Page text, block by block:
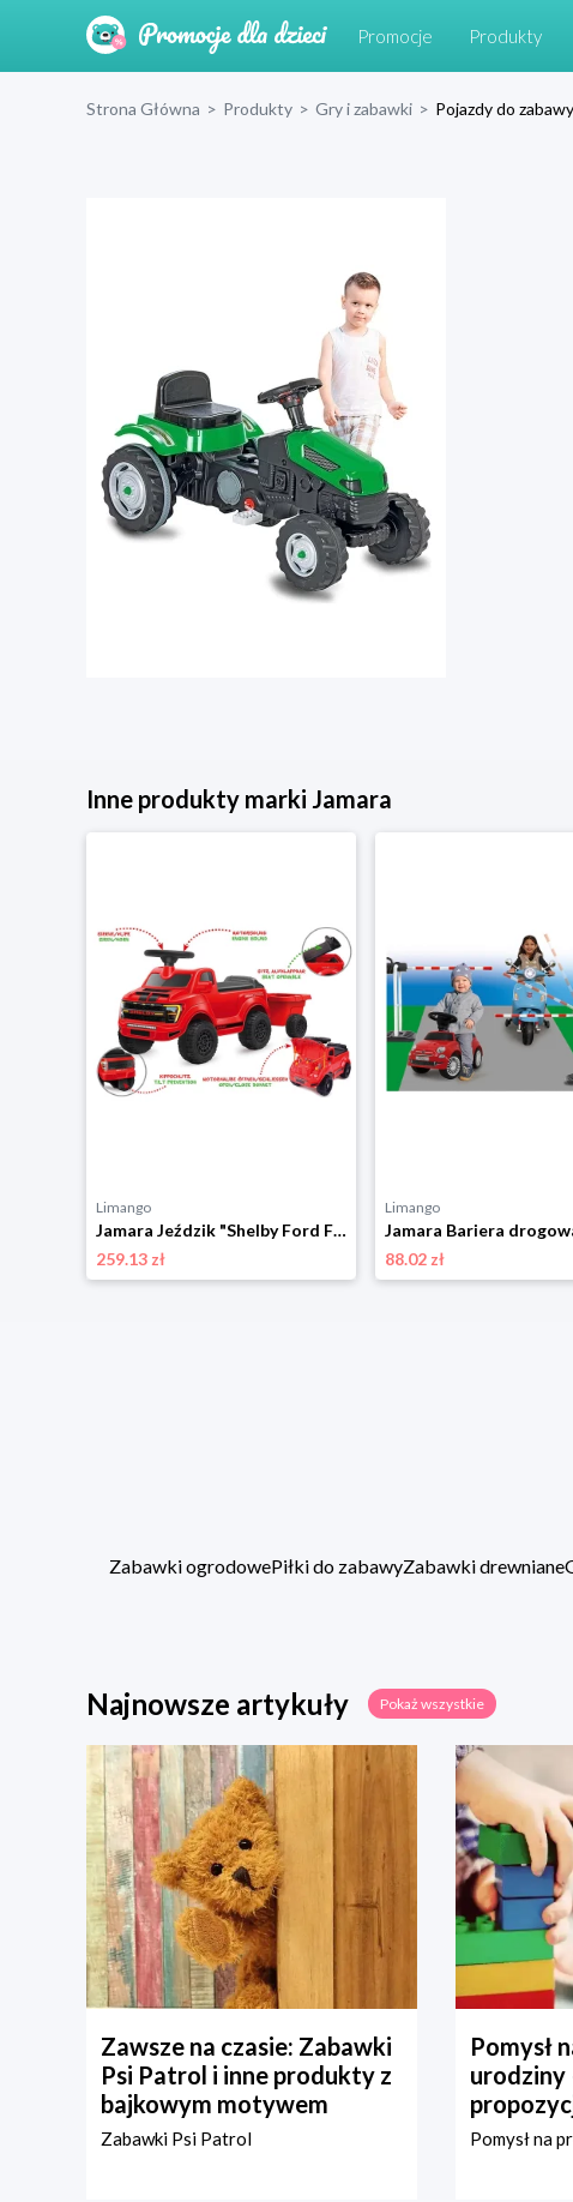
Promocje Produkty
Strona Główna > Produkty > Gry i zabawki > Pojazdy do zabawy
Inne produkty marki Jamara
Limango
Jamara Jeździk "Shelby Ford F-150 Raptor" w kolorze czerwonym z przyczepką - 18 m+ rozmiar: onesize
259.13 zł
Limango
88.02 zł
Zabawki ogrodowePiłki do zabawyZabawki drewniane
Najnowsze artykuły Pokaż wszystkie
Zawsze na czasie: Zabawki
Psi Patrol i inne produkty z
bajkowym motywem
Zabawki Psi Patrol
Pomysł
urodziny
Pomysł na